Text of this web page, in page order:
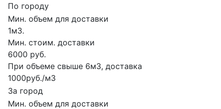
По городу
Мин. объем для доставки
1м3.
Мин. стоим. доставки
6000 руб.
При объеме свыше 6м3, доставка
1000руб./м3
За город
Мин. объем для доставки